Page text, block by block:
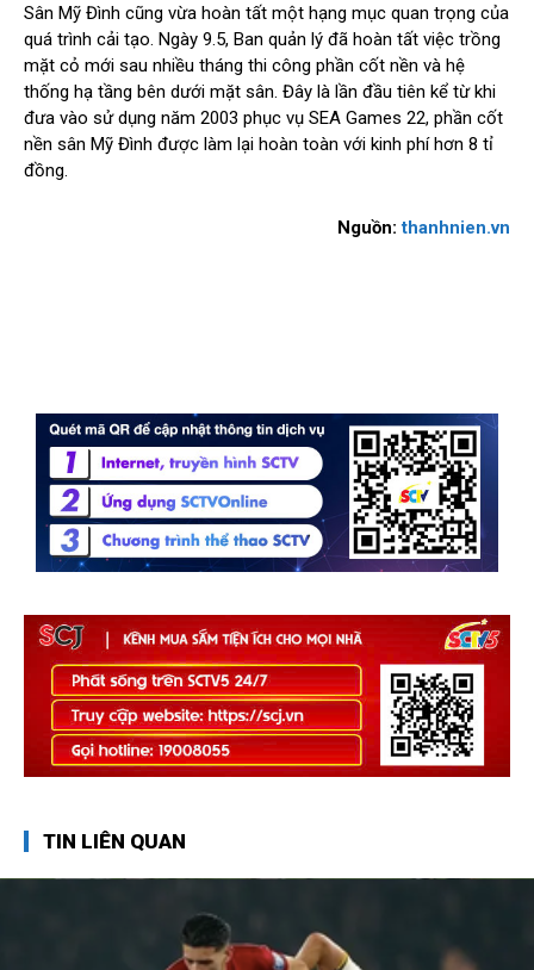
Sân Mỹ Đình cũng vừa hoàn tất một hạng mục quan trọng của
quá trình cải tạo. Ngày 9.5, Ban quản lý đã hoàn tất việc trồng
mặt cỏ mới sau nhiều tháng thi công phần cốt nền và hệ
thống hạ tầng bên dưới mặt sân. Đây là lần đầu tiên kể từ khi
đưa vào sử dụng năm 2003 phục vụ SEA Games 22, phần cốt
nền sân Mỹ Đình được làm lại hoàn toàn với kinh phí hơn 8 tỉ
đồng.
Nguồn:thanhnien.vn
TIN LIÊN QUAN